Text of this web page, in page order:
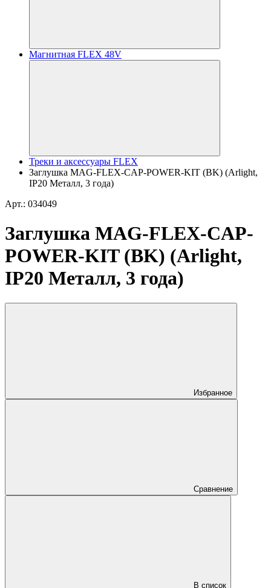
Магнитная FLEX 48V
Треки и аксессуары FLEX
Заглушка MAG-FLEX-CAP-POWER-KIT (BK) (Arlight,
IP20 Металл, 3 года)
Арт.: 034049
Заглушка MAG-FLEX-CAP-
POWER-KIT (BK) (Arlight,
IP20 Металл, 3 года)
Избранное
Сравнение
В список